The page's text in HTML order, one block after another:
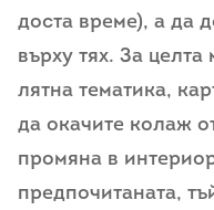
доста време), а да
върху тях. За
лятна тематика,
да окачите колаж
промяна в
предпочитаната,